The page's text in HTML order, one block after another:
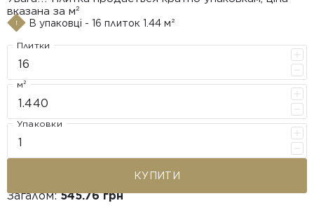
вказана за м²
В упаковці - 16 плиток 1.44 м²
Плитки
м²
Упаковки
КУПИТИ
Загалом:545.76 грн